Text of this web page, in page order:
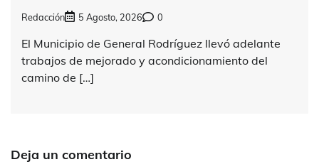
Redacción 5 Agosto, 2026 0
El Municipio de General Rodríguez llevó adelante
trabajos de mejorado y acondicionamiento del
camino de […]
Deja un comentario